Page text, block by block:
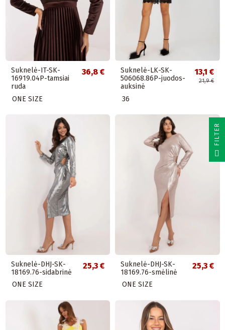
Suknelė-IT-SK-
16919.04P-tamsiai
ruda
36,8 €
ONE SIZE
Suknelė-LK-SK-
506068.86P-juodos-
auksinė
13,1 €
21,9 €
36
Suknelė-DHJ-SK-
18169.76-sidabrinė
25,3 €
ONE SIZE
Suknelė-DHJ-SK-
18169.76-smėlinė
25,3 €
ONE SIZE
R